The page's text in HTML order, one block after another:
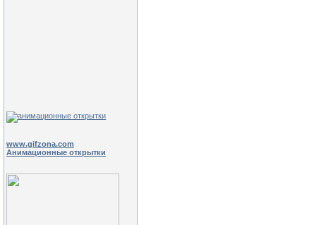
www.gifzona.com
Анимационные открытки